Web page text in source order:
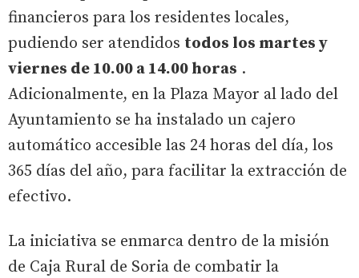
financieros para los residentes locales,
pudiendo ser atendidos todos los martes y
viernes de 10.00 a 14.00 horas .
Adicionalmente, en la Plaza Mayor al lado del
Ayuntamiento se ha instalado un cajero
automático accesible las 24 horas del día, los
365 días del año, para facilitar la extracción de
efectivo.
La iniciativa se enmarca dentro de la misión
de Caja Rural de Soria de combatir la